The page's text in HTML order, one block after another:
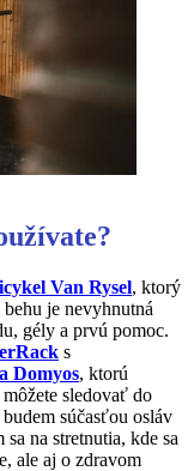
Van Rysel, ktorý
je nevyhnutná
gély a prvú pomoc.
s
Domyos, ktorú
sledovať do
súčasťou osláv
sa na stretnutia, kde sa
ale aj o zdravom